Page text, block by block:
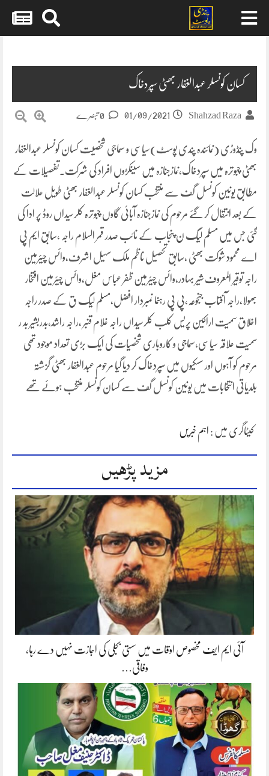
کسان کونسلر عبدالغفار بھٹی سپردخاک
Shahzad Raza
01/09/2021
وک پنڈوڑی (نمائندہ پندی پوسٹ)سیاسی و سماجی شخصیت کسان کونسلر عبدالغفار
بھٹی چبوترہ میں سپردخاک،نمازجنازہ میں سینکڑوں افراد کی شرکت۔تفصیلات کے
مطابق یونین کونسل گف سے منتخب کسان کونسلر عبدالغفار بھٹی طویل علالت
کے بعد انتقال کر گئے مرحوم کی نمازجنازہ آبائی گاوں چبوترہ کلرسیداں روڈ پر ادا کی
گئی جس میں مسلم لیگ ن پنجاب کے نائب صدر قمر السلام راجہ ،سابق ایم پی
اے محمود شوکت بھٹی ،سابق تحصیل ناظم ملک سہیل اشرف،وائس چیئرمین
راجہ توقیر المعروف شیر بہادر،وائس چیئرمین ظفر عباس مغل،وائس چیئرمین افتخار
بھولا،راجہ آفتاب جنجوعہ،پی پی رہنما نمبردار افضل،مسلم لیگ ق کے صدر راجہ
اخلاق سمیت اراکین پریس کلب کلرسیداں راجہ غلام قنبر ،راجہ راشد،بدربشیر بد ر
سمیت علاقہ سیاسی،سماجی و کاروباری شخصیات کی ایک بڑی تعداد موجود تھی
مرحوم کو آہوں اور سسکیوں میں سپردخاک کر دیا گیا مرحوم عبدالغفار بھٹی گزشتہ
بلدیاتی انتخابات میں یونین کونسل گف سے کسان کونسلر منتخب ہوئے تھے
کیٹاگری میں : اہم خبریں
مزید پڑھیں
آئی ایم ایف مخصوص اوقات میں سستی بجلی کی اجازت نہیں دے رہا،
وفاقی…